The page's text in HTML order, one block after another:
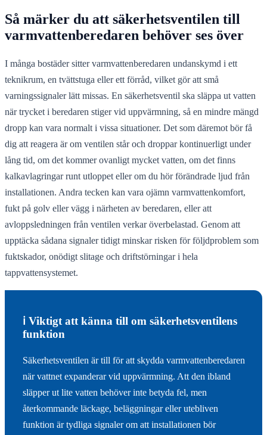
Så märker du att säkerhetsventilen till
varmvattenberedaren behöver ses över
I många bostäder sitter varmvattenberedaren undanskymd i ett
teknikrum, en tvättstuga eller ett förråd, vilket gör att små
varningssignaler lätt missas. En säkerhetsventil ska släppa ut vatten
när trycket i beredaren stiger vid uppvärmning, så en mindre mängd
dropp kan vara normalt i vissa situationer. Det som däremot bör få
dig att reagera är om ventilen står och droppar kontinuerligt under
lång tid, om det kommer ovanligt mycket vatten, om det finns
kalkavlagringar runt utloppet eller om du hör förändrade ljud från
installationen. Andra tecken kan vara ojämn varmvattenkomfort,
fukt på golv eller vägg i närheten av beredaren, eller att
avloppsledningen från ventilen verkar överbelastad. Genom att
upptäcka sådana signaler tidigt minskar risken för följdproblem som
fuktskador, onödigt slitage och driftstörningar i hela
tappvattensystemet.
ℹ️ Viktigt att känna till om säkerhetsventilens
funktion
Säkerhetsventilen är till för att skydda varmvattenberedaren
när vattnet expanderar vid uppvärmning. Att den ibland
släpper ut lite vatten behöver inte betyda fel, men
återkommande läckage, beläggningar eller utebliven
funktion är tydliga signaler om att installationen bör